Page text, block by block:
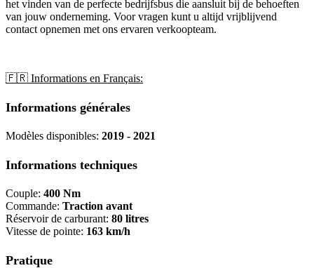
het vinden van de perfecte bedrijfsbus die aansluit bij de behoeften
van jouw onderneming. Voor vragen kunt u altijd vrijblijvend
contact opnemen met ons ervaren verkoopteam.
🇫🇷 Informations en Français:
Informations générales
Modèles disponibles: 2019 - 2021
Informations techniques
Couple: 400 Nm
Commande: Traction avant
Réservoir de carburant: 80 litres
Vitesse de pointe: 163 km/h
Pratique